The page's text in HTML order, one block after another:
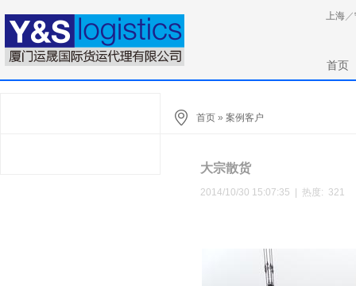
上海／
首页
首页 » 案例客户
大宗散货
2014/10/30 15:07:35 | 热度: 321